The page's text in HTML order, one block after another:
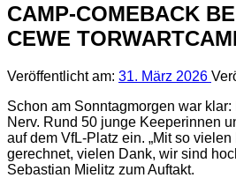
CAMP-COMEBACK
CEWE
Veröffentlicht am: 31. März 2026
Schon am Sonntagmorgen war
Nerv. Rund 50 junge Keeperinnen
auf dem VfL-Platz ein. „Mit so
gerechnet, vielen Dank, wir sind
Sebastian Mielitz zum Auftakt.